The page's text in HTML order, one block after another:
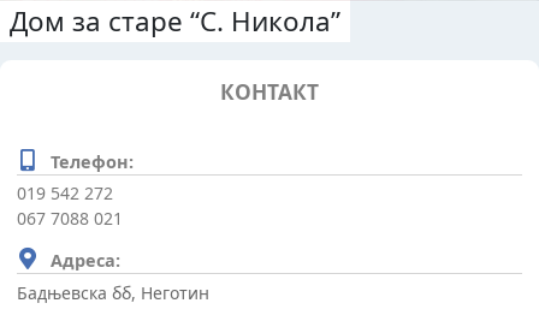
Дом за старе “С. Никола”
КОНТАКТ
Телефон:
019 542 272
067 7088 021
Адреса:
Бадњевска бб, Неготин